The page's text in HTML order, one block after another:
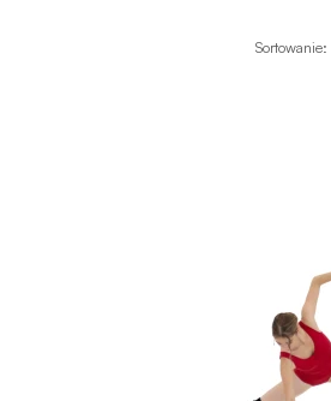
Sortowanie: